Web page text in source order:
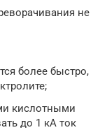
не
более быстро,
кислотными
до 1 кА ток